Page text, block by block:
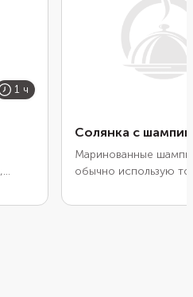
1 ч
с
Солянка с
Маринованные
обычно использую
Например, с ними